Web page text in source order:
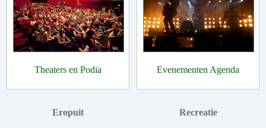
Theaters en Podia Evenementen Agenda
Eropuit Recreatie